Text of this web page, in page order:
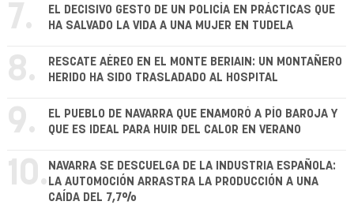
7.
EL DECISIVO GESTO DE UN POLICÍA EN PRÁCTICAS QUE
HA SALVADO LA VIDA A UNA MUJER EN TUDELA
8.
RESCATE AÉREO EN EL MONTE BERIAIN: UN MONTAÑERO
HERIDO HA SIDO TRASLADADO AL HOSPITAL
9.
EL PUEBLO DE NAVARRA QUE ENAMORÓ A PÍO BAROJA Y
QUE ES IDEAL PARA HUIR DEL CALOR EN VERANO
10. NAVARRA SE DESCUELGA DE LA INDUSTRIA ESPAÑOLA:
LA AUTOMOCIÓN ARRASTRA LA PRODUCCIÓN A UNA
CAÍDA DEL 7,7%